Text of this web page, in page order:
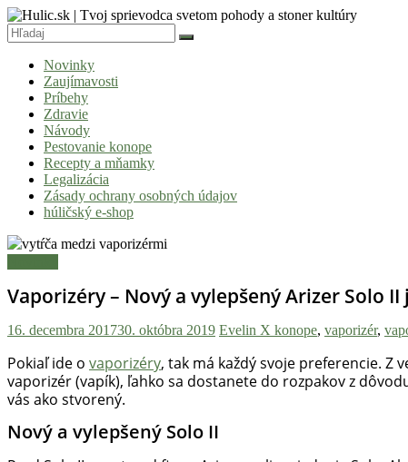
Skip
to
content
Tvoj
sprievodca
svetom
pohody
stoner
kultúry
v
kde
je
čas
relatívny.
prináša
Novinky
Zaujímavosti
Príbehy
Zdravie
Návody
Pestovanie konope
Recepty a mňamky
Legalizácia
Zásady ochrany osobných údajov
húličský e-shop
Vaporizéry – Nový a vylepšený Arizer Solo
16. decembra 201730. októbra 2019 Evelin X konope, vaporizér,
Pokiaľ ide o vaporizéry, tak má každý svoje preferencie.
vaporizér (vapík), ľahko sa dostanete do rozpakov z
vás ako stvorený.
Nový a vylepšený Solo II